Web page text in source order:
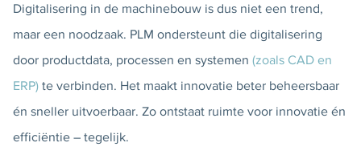
Digitalisering in de machinebouw is dus niet een trend,
maar een noodzaak. PLM ondersteunt die digitalisering
door productdata, processen en systemen (zoals CAD en
ERP) te verbinden. Het maakt innovatie beter beheersbaar
én sneller uitvoerbaar. Zo ontstaat ruimte voor innovatie én
efficiëntie – tegelijk.